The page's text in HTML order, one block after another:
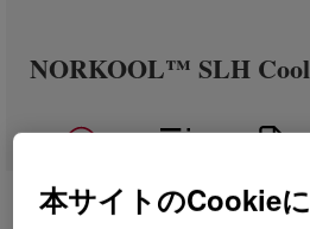
NORKOOL™ SLH
本サイトのCookie